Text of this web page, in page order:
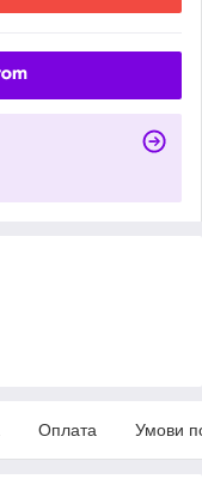
Оплата Умови